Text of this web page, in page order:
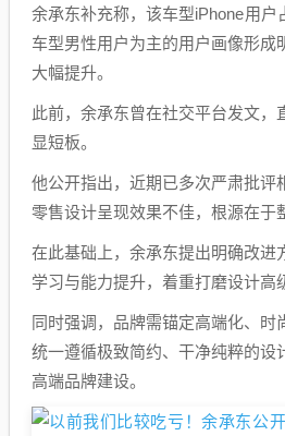
余承东补充称，该车型iPhone用户
车型男性用户为主的用户画像形成
大幅提升。
此前，余承东曾在社交平台发文，
显短板。
他公开指出，近期已多次严肃批评
零售设计呈现效果不佳，根源在于
在此基础上，余承东提出明确改进
学习与能力提升，着重打磨设计高
同时强调，品牌需锚定高端化、时
统一遵循极致简约、干净纯粹的设
高端品牌建设。